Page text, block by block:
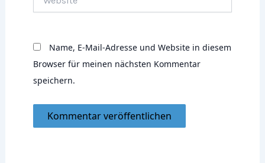
Name, E-Mail-Adresse und Website in diesem
Browser für meinen nächsten Kommentar
speichern.